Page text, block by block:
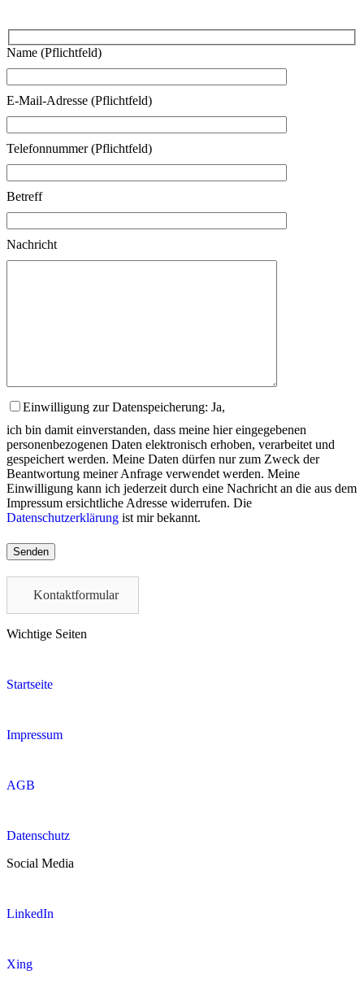
Name (Pflichtfeld)
E-Mail-Adresse (Pflichtfeld)
Telefonnummer (Pflichtfeld)
Betreff
Nachricht
Einwilligung zur Datenspeicherung: Ja,
ich bin damit einverstanden, dass meine hier eingegebenen
personenbezogenen Daten elektronisch erhoben, verarbeitet und
gespeichert werden. Meine Daten dürfen nur zum Zweck der
Beantwortung meiner Anfrage verwendet werden. Meine
Einwilligung kann ich jederzeit durch eine Nachricht an die aus dem
Impressum ersichtliche Adresse widerrufen. Die
Datenschutzerklärung ist mir bekannt.
Please
leave
empty.Kontaktformular
Wichtige Seiten
Startseite
Impressum
AGB
Datenschutz
Social Media
LinkedIn
Xing